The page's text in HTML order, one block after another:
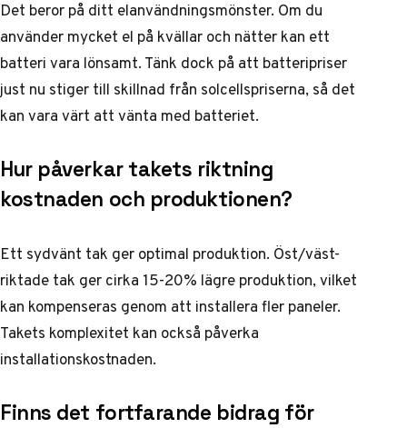
Det beror på ditt elanvändningsmönster. Om du
använder mycket el på kvällar och nätter kan ett
batteri vara lönsamt. Tänk dock på att batteripriser
just nu stiger till skillnad från solcellspriserna, så det
kan vara värt att vänta med batteriet.
Hur påverkar takets riktning
kostnaden och produktionen?
Ett sydvänt tak ger optimal produktion. Öst/väst-
riktade tak ger cirka 15-20% lägre produktion, vilket
kan kompenseras genom att installera fler paneler.
Takets komplexitet kan också påverka
installationskostnaden.
Finns det fortfarande bidrag för